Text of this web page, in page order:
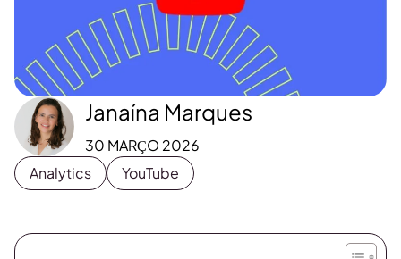
Janaína Marques
30 MARÇO 2026
Analytics
YouTube